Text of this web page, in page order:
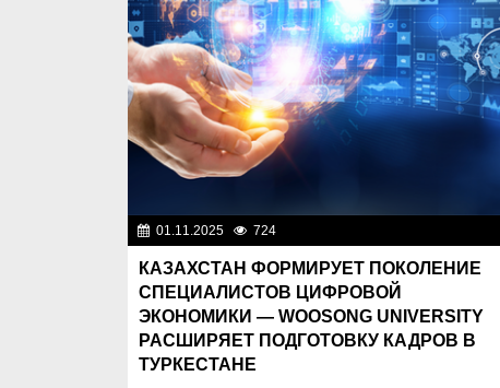
01.11.2025 724
КАЗАХСТАН ФОРМИРУЕТ ПОКОЛЕНИЕ
СПЕЦИАЛИСТОВ ЦИФРОВОЙ
ЭКОНОМИКИ — WOOSONG UNIVERSITY
РАСШИРЯЕТ ПОДГОТОВКУ КАДРОВ В
ТУРКЕСТАНЕ